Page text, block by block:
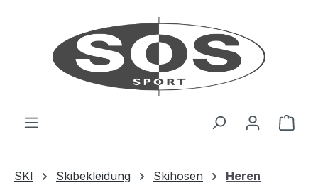
SKI Skibekleidung Skihosen Heren